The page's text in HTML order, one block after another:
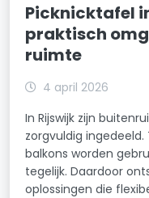
Picknicktafel
praktisch
ruimte
4 april 2026
In Rijswijk zijn
zorgvuldig
balkons worden
tegelijk. Daardoor
oplossingen die